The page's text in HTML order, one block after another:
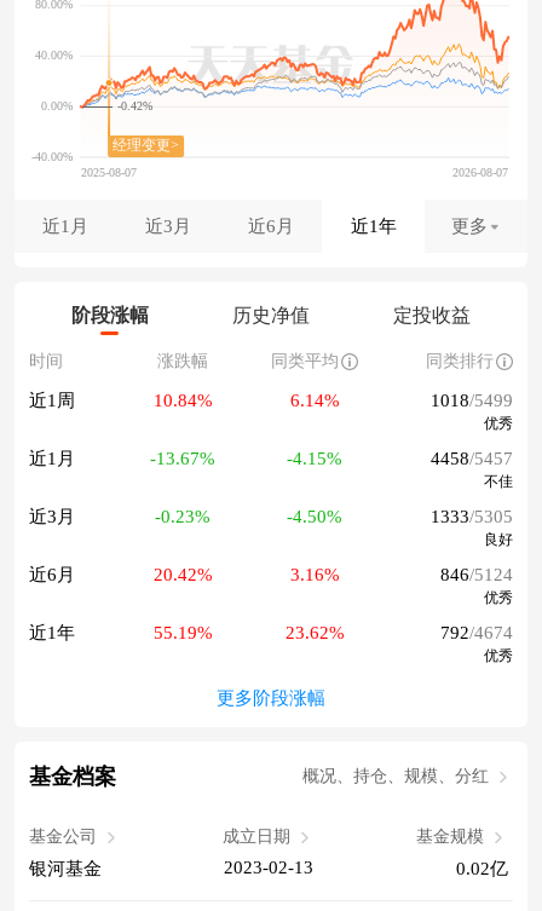
-0.42%
近1月 近3月 近6月 近1年 更多
阶段涨幅 历史净值 定投收益
时间 涨跌幅 同类平均 同类排行
近1周 10.84% 6.14% 1018/5499
优秀
近1月 -13.67% -4.15% 4458/5457
不佳
近3月 -0.23% -4.50% 1333/5305
良好
近6月 20.42% 3.16% 846/5124
优秀
近1年 55.19% 23.62% 792/4674
优秀
更多阶段涨幅
基金档案 概况、持仓、规模、分红
基金公司
银河基金
成立日期
2023-02-13
基金规模
0.02亿